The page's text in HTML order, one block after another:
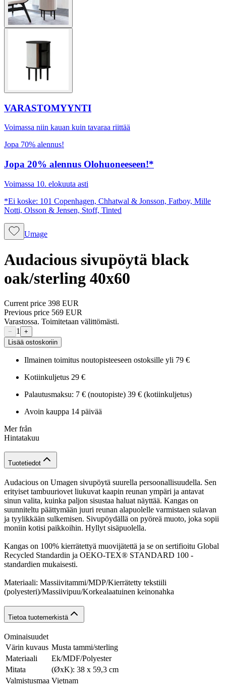
VARASTOMYYNTI
Voimassa niin kauan kuin tavaraa riittää
Jopa 70% alennus!
Jopa 20% alennus Olohuoneeseen!*
Voimassa 10. elokuuta asti
*Ei koske: 101 Copenhagen, Chhatwal & Jonsson, Fatboy, Mille
Notti, Olsson & Jensen, Stoff, Tinted
Umage
Audacious sivupöytä black
oak/sterling 40x60
Current price 398 EUR
Previous price 569 EUR
Varastossa. Toimitetaan välittömästi.
− 1
+
Lisää ostoskoriin
Ilmainen toimitus noutopisteeseen ostoksille yli 79 €
Kotiinkuljetus 29 €
Palautusmaksu: 7 € (noutopiste) 39 € (kotiinkuljetus)
Avoin kauppa 14 päivää
Mer från
Hintatakuu
Tuotetiedot
Audacious on Umagen sivupöytä suurella persoonallisuudella. Sen
erityiset tambuuriovet liukuvat kaapin reunan ympäri ja antavat
sinun valita, kuinka paljon sisustaa haluat näyttää. Kangas on
suunniteltu päättymään juuri reunan alapuolelle varmistaen sulavan
ja tyylikkään sulkemisen. Sivupöydällä on pyöreä muoto, joka sopii
moniin kotisi paikkoihin. Hyllyt sisäpuolella.
Kangas on 100% kierrätettyä muovijätettä ja se on sertifioitu Global
Recycled Standardin ja OEKO-TEX® STANDARD 100 -
standardien mukaisesti.
Materiaali: Massiivitammi/MDP/Kierrätetty tekstiili
(polyesteri)/Massiivipuu/Korkealaatuinen keinonahka
Tietoa tuotemerkistä
Ominaisuudet
Värin kuvaus Musta tammi/sterling
Materiaali
Ek/MDF/Polyester
Mitata
(ØxK): 38 x 59,3 cm
Valmistusmaa Vietnam